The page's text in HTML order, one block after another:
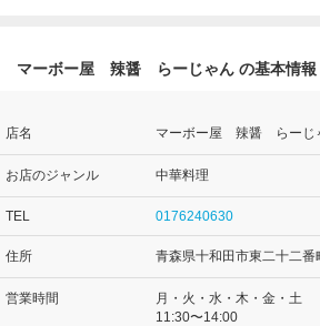
マーボー屋 辣醤 らーじゃん の基本情報
店名 マーボー屋 辣醤 らーじ
お店のジャンル 中華料理
TEL 0176240630
住所 青森県十和田市東二十二番
営業時間
月・火・水・木・金・土
11:30〜14:00